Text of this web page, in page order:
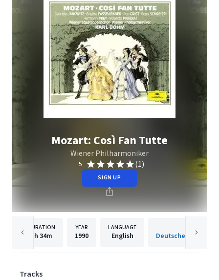
Mozart: Così Fan Tutte
Wiener Philharmoniker
5 (1)
SIGN UP
DURATION
2h 34m
YEAR
1990
LANGUAGE
English
Tracks